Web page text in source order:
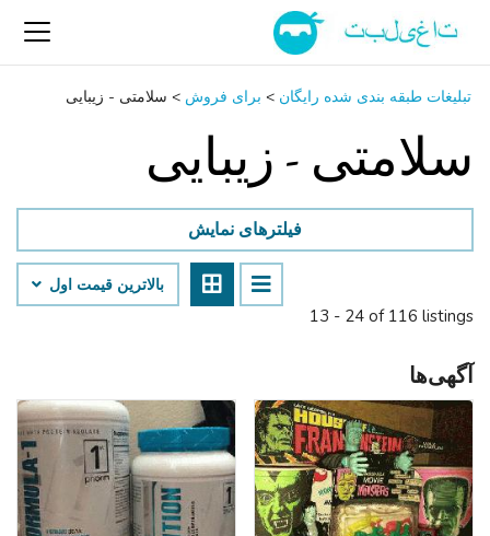
تبلیغات طبقه بندی شده رایگان > برای فروش > سلامتی - زیبایی
سلامتی - زیبایی
13 - 24 of 116 listings
فیلترهای نمایش
بالاترین قیمت اول
آگهی‌ها